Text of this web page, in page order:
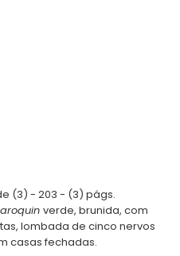
(3) - 203 - (3) págs.
verde, brunida, com
lombada de cinco nervos
casas fechadas.